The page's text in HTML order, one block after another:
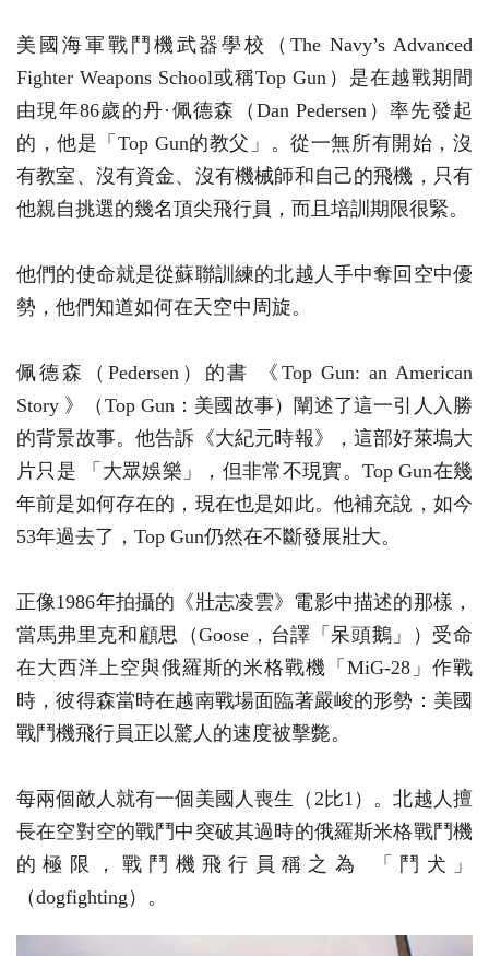
美國海軍戰鬥機武器學校（The Navy’s Advanced
Fighter Weapons School或稱Top Gun）是在越戰期間
由現年86歲的丹·佩德森（Dan Pedersen）率先發起
的，他是「Top Gun的教父」。從一無所有開始，沒
有教室、沒有資金、沒有機械師和自己的飛機，只有
他親自挑選的幾名頂尖飛行員，而且培訓期限很緊。
他們的使命就是從蘇聯訓練的北越人手中奪回空中優
勢，他們知道如何在天空中周旋。
佩德森（Pedersen）的書 《Top Gun: an American
Story 》（Top Gun：美國故事）闡述了這一引人入勝
的背景故事。他告訴《大紀元時報》，這部好萊塢大
片只是 「大眾娛樂」，但非常不現實。Top Gun在幾
年前是如何存在的，現在也是如此。他補充說，如今
53年過去了，Top Gun仍然在不斷發展壯大。
正像1986年拍攝的《壯志凌雲》電影中描述的那樣，
當馬弗里克和顧思（Goose，台譯「呆頭鵝」）受命
在大西洋上空與俄羅斯的米格戰機「MiG-28」作戰
時，彼得森當時在越南戰場面臨著嚴峻的形勢：美國
戰鬥機飛行員正以驚人的速度被擊斃。
每兩個敵人就有一個美國人喪生（2比1）。北越人擅
長在空對空的戰鬥中突破其過時的俄羅斯米格戰鬥機
的極限，戰鬥機飛行員稱之為 「鬥犬」
（dogfighting）。